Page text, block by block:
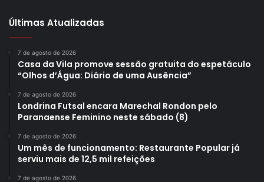
Últimas Atualizadas
7 de agosto de 2026
Casa da Vila promove sessão gratuita do espetáculo
“Olhos d’Água: Diário de uma Ausência”
7 de agosto de 2026
Londrina Futsal encara Marechal Rondon pelo
Paranaense Feminino neste sábado (8)
7 de agosto de 2026
Um mês de funcionamento: Restaurante Popular já
serviu mais de 12,5 mil refeições
7 de agosto de 2026